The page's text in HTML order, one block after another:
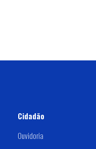
Cidadão
Ouvidoria